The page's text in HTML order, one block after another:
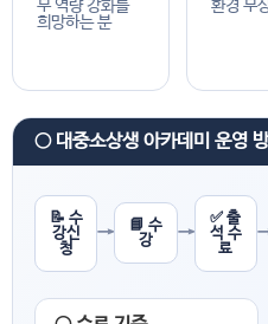
무 역량 강화를
희망하는 분
환경 무
○ 대중소상생 아카데미 운영
📝 수
강신
청
→
📘 수
강
→
✅ 출
석 수
료